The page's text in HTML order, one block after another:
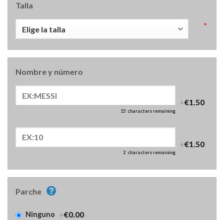
Talla
*
Nombre y número
15 characters remaining
+€1.50
2 characters remaining
+€1.50
Parche
Ninguno +€0.00